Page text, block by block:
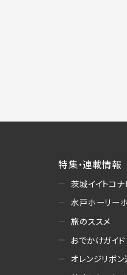
求
書
(2)
・提
お
への
・
特集・連載情報
茨城イイトコナ
水戸ホーリー
旅のススメ
おでかけガイド
オレンジリボ